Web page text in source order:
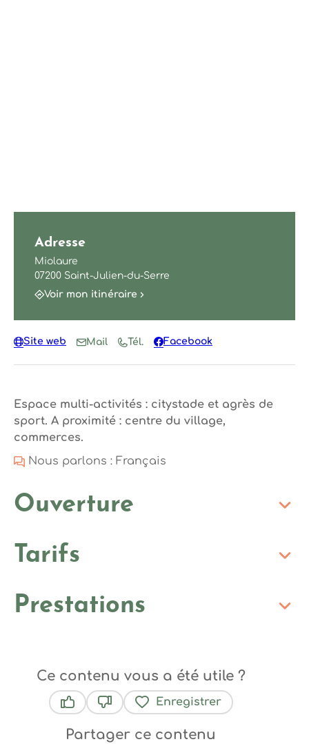
Espace multi-activités : citystade et agrès de
sport. A proximité : centre du village,
commerces.
Nous parlons : Français
Ouverture
Tarifs
Prestations
Adresse
Miolaure
07200 Saint-Julien-du-Serre
Voir mon itinéraire
Site web Mail Tél. Facebook
Ce contenu vous a été utile ?
Enregistrer
Partager ce contenu